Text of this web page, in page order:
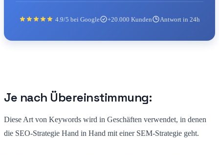
4.9/5 bei Google +20.000 Kunden Antwort in 24h
Je nach Übereinstimmung:
Diese Art von Keywords wird in Geschäften verwendet, in denen
die SEO-Strategie Hand in Hand mit einer SEM-Strategie geht.